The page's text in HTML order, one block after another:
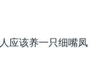
应该养一只细嘴凤